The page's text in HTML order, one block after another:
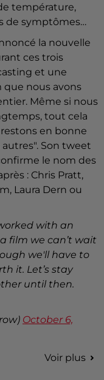
température,
de symptômes…
la nouvelle
ces trois
et une
que nous avons
Même si nous
tout cela
en bonne
Son tweet
le nom des
: Chris Pratt,
Laura Dern ou
with an
film we can’t wait
we'll have to
it. Let’s stay
until then.
October 6,
Voir plus